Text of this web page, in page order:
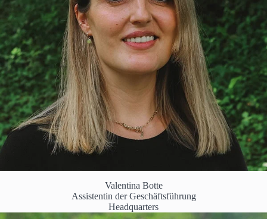
Valentina Botte
Assistentin der Geschäftsführung
Headquarters